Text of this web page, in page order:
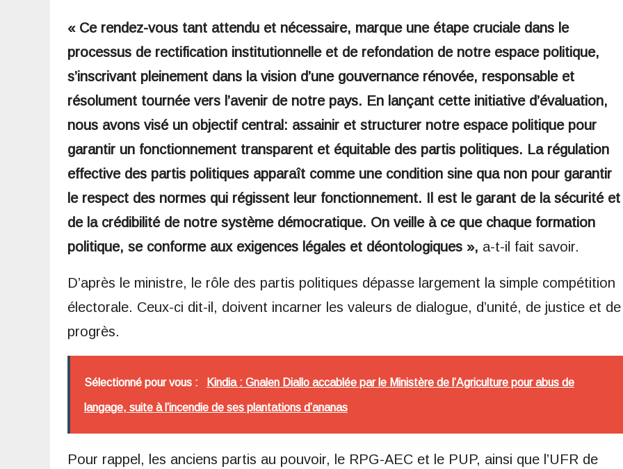
« Ce rendez-vous tant attendu et nécessaire, marque une étape cruciale dans le
processus de rectification institutionnelle et de refondation de notre espace politique,
s’inscrivant pleinement dans la vision d’une gouvernance rénovée, responsable et
résolument tournée vers l’avenir de notre pays. En lançant cette initiative d’évaluation,
nous avons visé un objectif central: assainir et structurer notre espace politique pour
garantir un fonctionnement transparent et équitable des partis politiques. La régulation
effective des partis politiques apparaît comme une condition sine qua non pour garantir
le respect des normes qui régissent leur fonctionnement. Il est le garant de la sécurité et
de la crédibilité de notre système démocratique. On veille à ce que chaque formation
politique, se conforme aux exigences légales et déontologiques », a-t-il fait savoir.
D’après le ministre, le rôle des partis politiques dépasse largement la simple compétition
électorale. Ceux-ci dit-il, doivent incarner les valeurs de dialogue, d’unité, de justice et de
progrès.
Sélectionné pour vous : Kindia : Gnalen Diallo accablée par le Ministère de l’Agriculture pour abus de
langage, suite à l’incendie de ses plantations d’ananas
Pour rappel, les anciens partis au pouvoir, le RPG-AEC et le PUP, ainsi que l’UFR de